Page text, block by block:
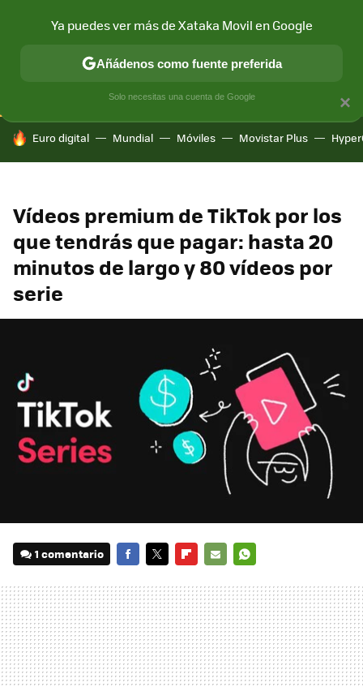
CONECTIVIDAD MÓVIL Y SOCIEDAD APLICACIONES
HOY SE HABLA DE
Euro digital Mundial Móviles Movistar Plus
Vídeos premium de TikTok por los
que tendrás que pagar: hasta 20
minutos de largo y 80 vídeos por
serie
1 comentario
MAIL
×
Ya puedes ver más de Xataka Movil en Google
Añádenos como fuente preferida
Solo necesitas una cuenta de Google